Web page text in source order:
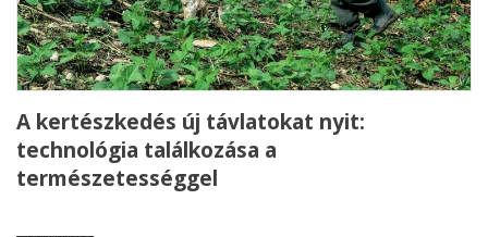
A kertészkedés új távlatokat nyit:
technológia találkozása a
természetességgel